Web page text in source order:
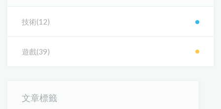
技術(12)
遊戲(39)
文章標籤